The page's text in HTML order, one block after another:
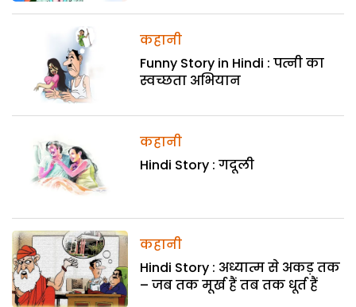
कहानी
Funny Story in Hindi : पत्नी का
स्वच्छता अभियान
कहानी
Hindi Story : गदूली
कहानी
Hindi Story : अध्यात्म से अकड़ तक
– जब तक मूर्ख हैं तब तक धूर्त हैं